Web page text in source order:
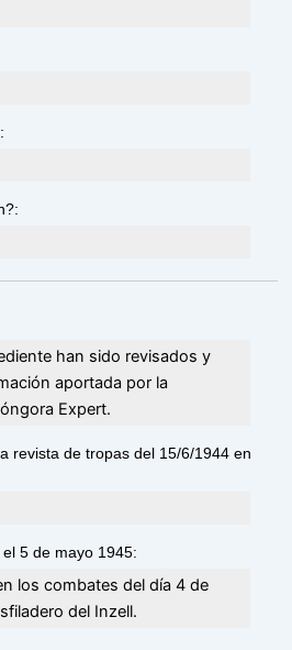
han sido revisados y
aportada por la
Expert.
revista de tropas del 15/6/1944 en
5 de mayo 1945:
los combates del día 4 de
del Inzell.